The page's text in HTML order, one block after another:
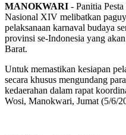
MANOKWARI - Panitia
Nasional XIV melibatkan
pelaksanaan karnaval budaya
provinsi se-Indonesia yang
Barat.
Untuk memastikan kesiapan
secara khusus mengundang
kedaerahan dalam rapat
Wosi, Manokwari, Jumat (5/6/